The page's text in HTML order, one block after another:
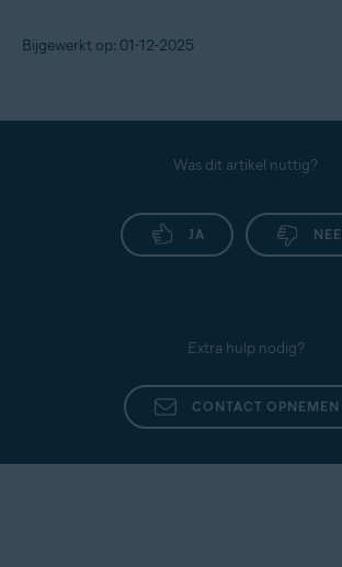
Bijgewerkt op: 01-12-2025
Was dit artikel nuttig?
JA NEE
Extra hulp nodig?
CONTACT OPNEMEN